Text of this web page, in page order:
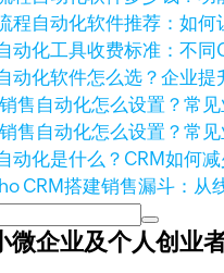
微企业及个人创业